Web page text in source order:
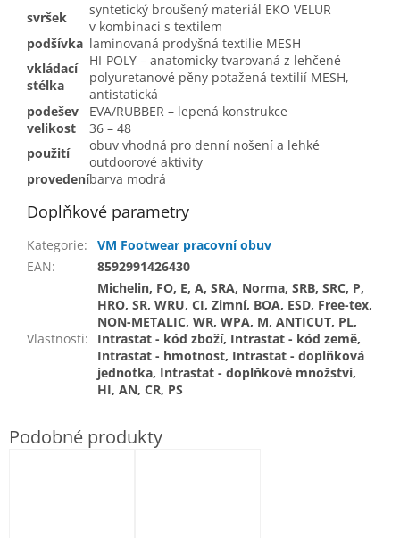
svršek
syntetický broušený materiál EKO VELUR
v kombinaci s textilem
podšívka laminovaná prodyšná textilie MESH
vkládací
stélka
HI-POLY – anatomicky tvarovaná z lehčené
polyuretanové pěny potažená textilií MESH,
antistatická
podešev
EVA/RUBBER – lepená konstrukce
velikost
36 – 48
použití
obuv vhodná pro denní nošení a lehké
outdoorové aktivity
provedeníbarva modrá
Doplňkové parametry
Kategorie:
VM Footwear pracovní obuv
EAN: 8592991426430
Vlastnosti:
Michelin, FO, E, A, SRA, Norma, SRB, SRC, P,
HRO, SR, WRU, CI, Zimní, BOA, ESD, Free-tex,
NON-METALIC, WR, WPA, M, ANTICUT, PL,
Intrastat - kód zboží, Intrastat - kód země,
Intrastat - hmotnost, Intrastat - doplňková
jednotka, Intrastat - doplňkové množství,
HI, AN, CR, PS